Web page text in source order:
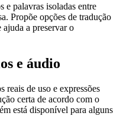
palavras isoladas entre
Propõe opções de tradução
ajuda a preservar o
e áudio
de uso e expressões
certa de acordo com o
está disponível para alguns